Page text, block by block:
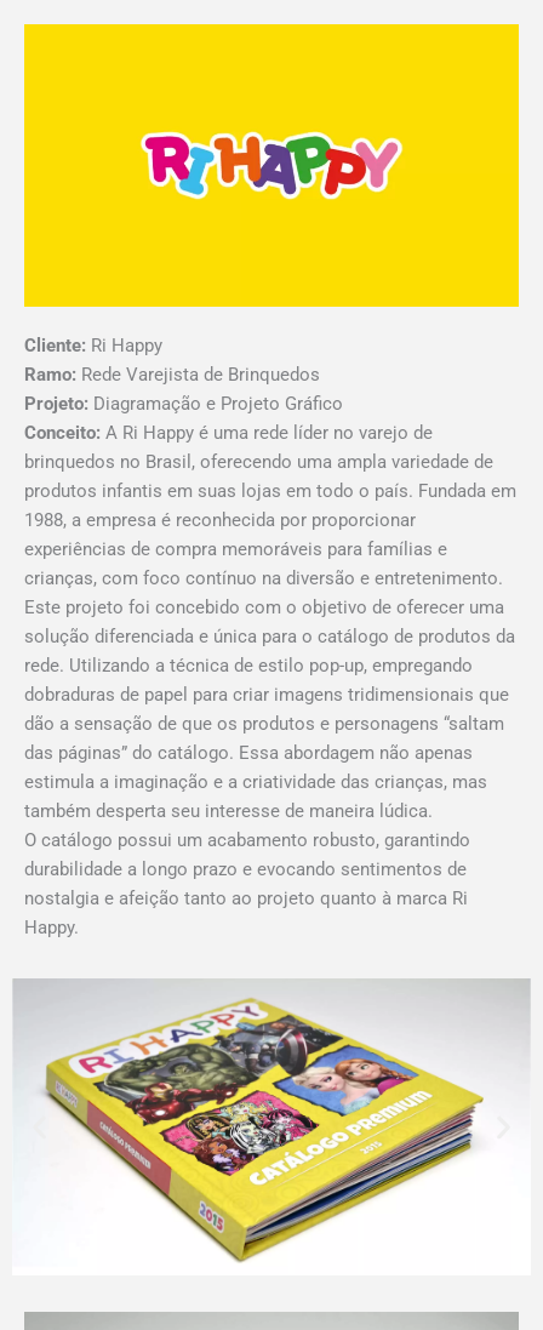
Cliente: Ri Happy
Ramo: Rede Varejista de Brinquedos
Projeto: Diagramação e Projeto Gráfico
Conceito: A Ri Happy é uma rede líder no varejo de
brinquedos no Brasil, oferecendo uma ampla variedade de
produtos infantis em suas lojas em todo o país. Fundada em
1988, a empresa é reconhecida por proporcionar
experiências de compra memoráveis para famílias e
crianças, com foco contínuo na diversão e entretenimento.
Este projeto foi concebido com o objetivo de oferecer uma
solução diferenciada e única para o catálogo de produtos da
rede. Utilizando a técnica de estilo pop-up, empregando
dobraduras de papel para criar imagens tridimensionais que
dão a sensação de que os produtos e personagens “saltam
das páginas” do catálogo. Essa abordagem não apenas
estimula a imaginação e a criatividade das crianças, mas
também desperta seu interesse de maneira lúdica.
O catálogo possui um acabamento robusto, garantindo
durabilidade a longo prazo e evocando sentimentos de
nostalgia e afeição tanto ao projeto quanto à marca Ri
Happy.